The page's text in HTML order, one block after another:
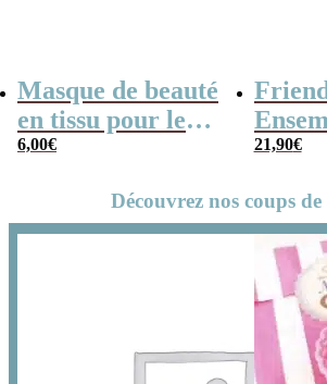
Masque de beauté
en tissu pour le
visage – Wonder
6,00€ 21,90€
Découvrez nos coups